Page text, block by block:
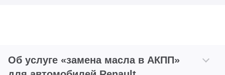
Об услуге «замена масла в АКПП»